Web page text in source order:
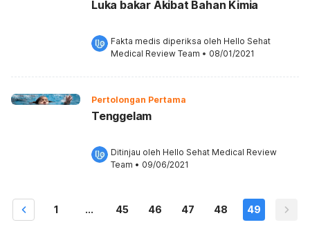
Luka bakar Akibat Bahan Kimia
Fakta medis diperiksa oleh Hello Sehat
Medical Review Team • 08/01/2021
Pertolongan Pertama
Tenggelam
Ditinjau oleh Hello Sehat Medical Review
Team • 09/06/2021
1 ... 45 46 47 48 49